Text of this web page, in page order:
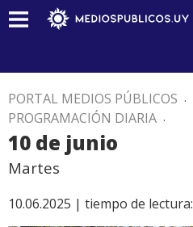
PORTAL MEDIOS PÚBLICOS .
PROGRAMACIÓN DIARIA .
10 de junio
Martes
10.06.2025 | tiempo de lectura: